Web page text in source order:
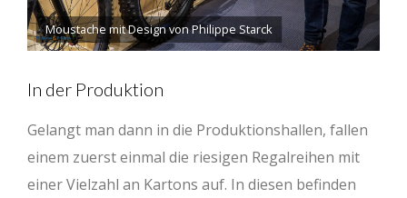
Moustache mit Design von Philippe Starck
In der Produktion
Gelangt man dann in die Produktionshallen, fallen
einem zuerst einmal die riesigen Regalreihen mit
einer Vielzahl an Kartons auf. In diesen befinden